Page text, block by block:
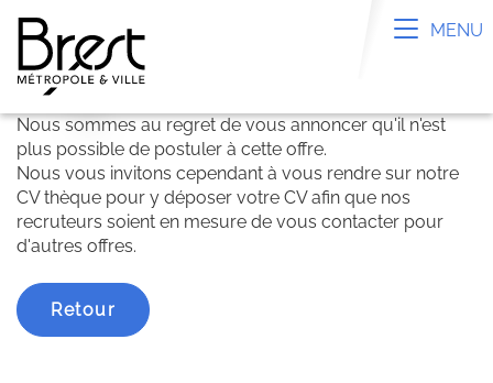
Toggle
MENU
Nous sommes au regret de vous annoncer qu'il n'est
plus possible de postuler à cette offre.
Nous vous invitons cependant à vous rendre sur notre
CV thèque pour y déposer votre CV afin que nos
recruteurs soient en mesure de vous contacter pour
d'autres offres.
Retour